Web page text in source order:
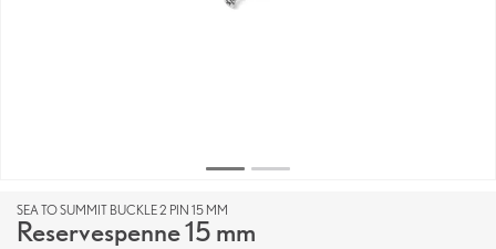
SEA TO SUMMIT BUCKLE 2 PIN 15 MM
Reservespenne 15 mm